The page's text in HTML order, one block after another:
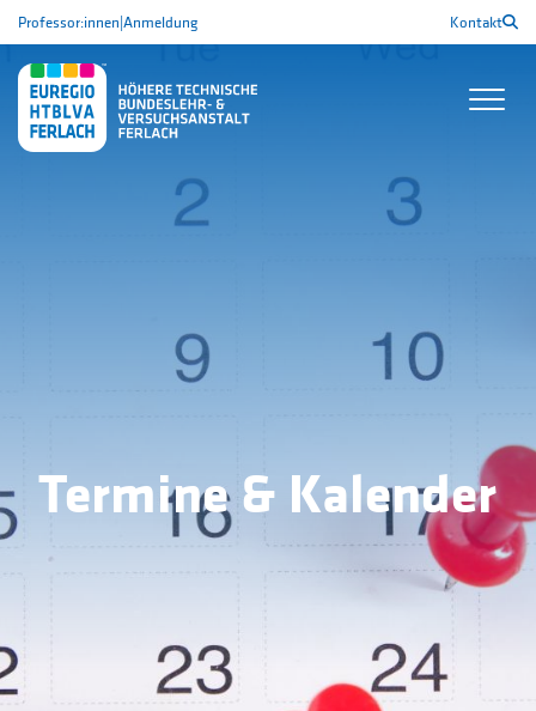
Professor:innen|Anmeldung Kontakt
Termine & Kalender